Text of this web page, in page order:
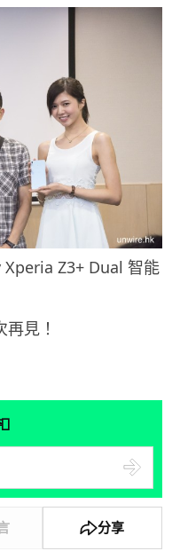
Z3+ Dual 智能
見！
分享